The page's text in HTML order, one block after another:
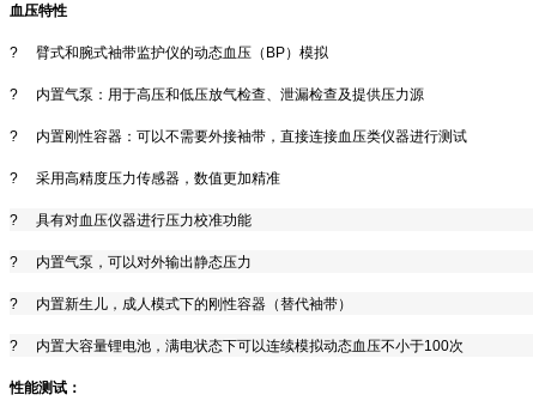
血压特性
? 臂式和腕式袖带监护仪的动态血压（ BP）模拟
? 内置气泵：用于高压和低压放气检查、泄漏检查及提供压力源
? 内置刚性容器：可以不需要外接袖带，直接连接血压类仪器进行测试
? 采用高精度压力传感器，数值更加精准
? 具有对血压仪器进行压力校准功能
? 内置气泵，可以对外输出静态压力
? 内置新生儿，成人模式下的刚性容器（替代袖带）
? 内置大容量锂电池，满电状态下可以连续模拟动态血压不小于100次
性能测试：